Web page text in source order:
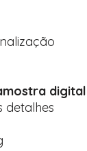
digital
detalhes